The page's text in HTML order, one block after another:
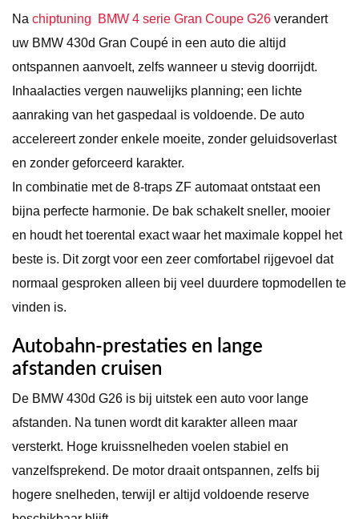
Na chiptuning BMW 4 serie Gran Coupe G26 verandert
uw BMW 430d Gran Coupé in een auto die altijd
ontspannen aanvoelt, zelfs wanneer u stevig doorrijdt.
Inhaalacties vergen nauwelijks planning; een lichte
aanraking van het gaspedaal is voldoende. De auto
accelereert zonder enkele moeite, zonder geluidsoverlast
en zonder geforceerd karakter.
In combinatie met de 8-traps ZF automaat ontstaat een
bijna perfecte harmonie. De bak schakelt sneller, mooier
en houdt het toerental exact waar het maximale koppel het
beste is. Dit zorgt voor een zeer comfortabel rijgevoel dat
normaal gesproken alleen bij veel duurdere topmodellen te
vinden is.
Autobahn-prestaties en lange
afstanden cruisen
De BMW 430d G26 is bij uitstek een auto voor lange
afstanden. Na tunen wordt dit karakter alleen maar
versterkt. Hoge kruissnelheden voelen stabiel en
vanzelfsprekend. De motor draait ontspannen, zelfs bij
hogere snelheden, terwijl er altijd voldoende reserve